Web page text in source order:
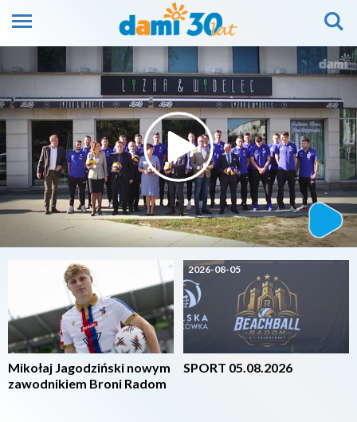
2026-08-05
Mikołaj Jagodziński nowym
zawodnikiem Broni Radom
2026-08-05
SPORT 05.08.2026